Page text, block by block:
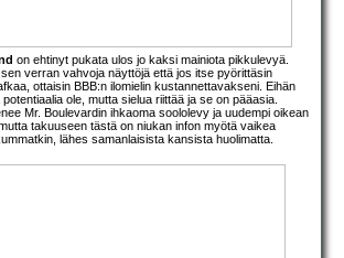
on ehtinyt pukata ulos jo kaksi mainiota pikkulevyä.
verran vahvoja näyttöjä että jos itse pyörittäsin
ottaisin BBB:n ilomielin kustannettavakseni. Eihän
ole, mutta sielua riittää ja se on pääasia.
Mr. Boulevardin ihkaoma soololevy ja uudempi oikean
takuuseen tästä on niukan infon myötä vaikea
lähes samanlaisista kansista huolimatta.